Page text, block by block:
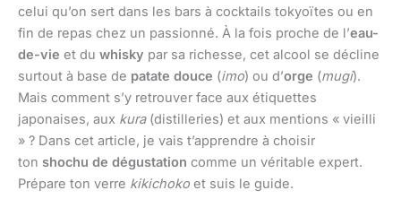
celui qu’on sert dans les bars à cocktails tokyoïtes ou en
fin de repas chez un passionné. À la fois proche de l’eau-
de-vie et du whisky par sa richesse, cet alcool se décline
surtout à base de patate douce (imo) ou d’orge (mugi).
Mais comment s’y retrouver face aux étiquettes
japonaises, aux kura(distilleries) et aux mentions « vieilli
» ? Dans cet article, je vais t’apprendre à choisir
ton shochu de dégustation comme un véritable expert.
Prépare ton verre kikichoko et suis le guide.